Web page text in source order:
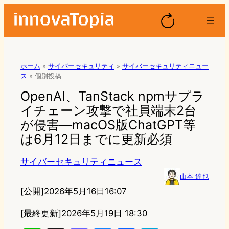
ホーム » サイバーセキュリティ » サイバーセキュリティニュー
ス » 個別投稿
OpenAI、TanStack npmサプラ
イチェーン攻撃で社員端末2台
が侵害—macOS版ChatGPT等
は6月12日までに更新必須
サイバーセキュリティニュース
山本 達也
[公開]2026年5月16日16:07
[最終更新]2026年5月19日 18:30